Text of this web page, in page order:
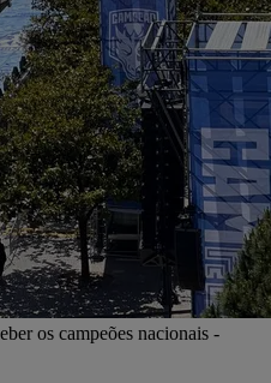
os campeões nacionais -